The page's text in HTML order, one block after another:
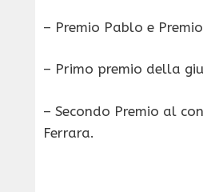
– Premio Pablo e
– Primo premio della
– Secondo Premio al
Ferrara.